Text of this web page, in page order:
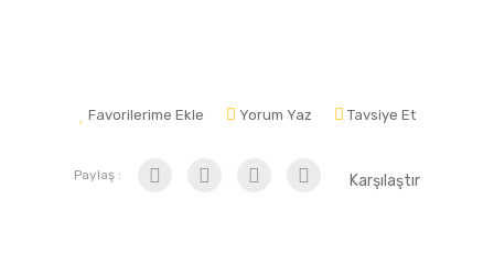
Favorilerime Ekle Yorum Yaz Tavsiye Et
Paylaş : Karşılaştır